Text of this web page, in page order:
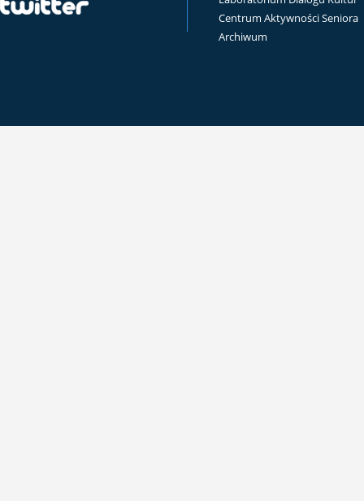
Centrum Aktywności Seniora
Archiwum